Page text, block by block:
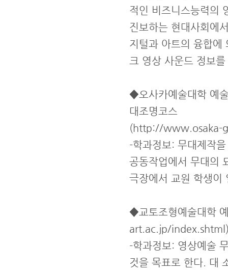
적인 비즈니스능력의
진보하는 현대사회에
지털과 아트의 융합에
크 영상 사운드 정보
◆오사카예술대학 예
대조명코스
(http://www.osaka-
-학과정보: 무대제작
공동작업에서 무대의
극장에서 교원 학생이
◆교토조형예술대학
art.ac.jp/
-학과정보: 영상예술
것을 목표로 한다. 대